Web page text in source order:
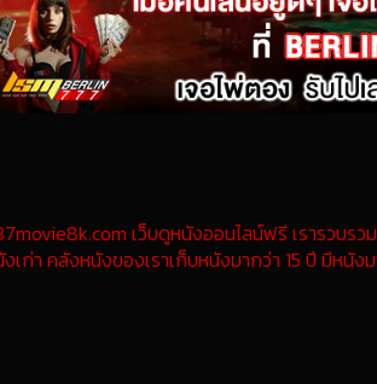
เว็บดูหนังออนไลน์ฟรี เรารวบร
เก่า คลังหนังของเราเก็บหนังมากว่า 15 ปี มีหนั